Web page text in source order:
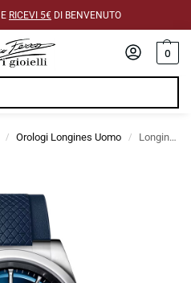
E RICEVI 5€ DI BENVENUTO
0
/ Orologi Longines Uomo / Longines Conquest Blu Caucciu 41 mm